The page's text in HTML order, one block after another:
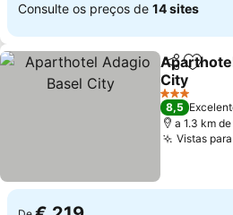
Consulte os preços de 14 sites
Partilhar
City
3 Estrelas
8,5
a 1.3 km
Vistas